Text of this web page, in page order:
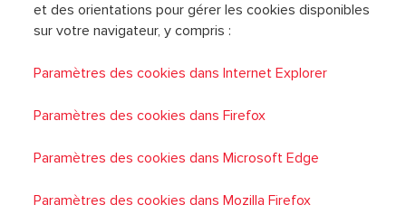
et des orientations pour gérer les cookies disponibles
sur votre navigateur, y compris :
Paramètres des cookies dans Internet Explorer
Paramètres des cookies dans Firefox
Paramètres des cookies dans Microsoft Edge
Paramètres des cookies dans Mozilla Firefox